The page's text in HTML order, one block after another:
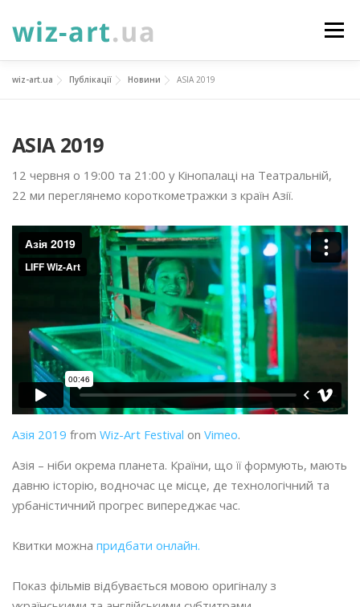
до
Меню
НОВИНИ ПРО НАС
ФОТОГАЛЕРЕЯ
wiz-art.ua Публікації Новини ASIA 2019
ASIA 2019
12 червня о 19:00 та 21:00 у Кінопалаці на Театральній,
22 ми переглянемо короткометражки з країн Азії.
Азія 2019 from Wiz-Art Festival on Vimeo.
Азія – ніби окрема планета. Країни, що її формують, мають
давню історію, водночас це місце, де технологічний та
урбаністичний прогрес випереджає час.
Квитки можна придбати онлайн.
Показ фільмів відбувається мовою оригіналу з